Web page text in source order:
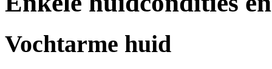
Vochtarme huid